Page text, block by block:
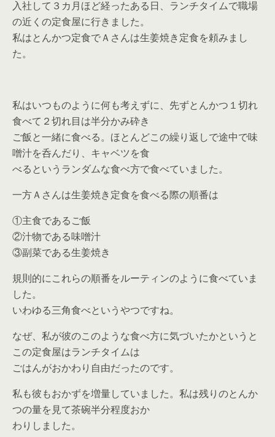
入社して３カ月ほど経ったある日、ランチタイムで職場
の近くの定食屋に行きました。
私はとんかつ定食でＡさんは生姜焼き定食を頼みまし
た。
私はいつものように何も考えずに、先ずとんかつ１切れ
食べて２切れ目は半分かみ砕き
ご飯と一緒に食べる。ほとんどこの繰り返しで途中で味
噌汁を呑んだり、キャベツを食
べるというランダムな食べ方で食べていました。
一方Ａさんは生姜焼き定食を食べる際の順番は
①主食であるご飯
②汁物である味噌汁
③副菜である生姜焼き
規則的にこれらの順番をルーティンのように食べていま
した。
いわゆる三角食べというやつですね。
なぜ、私が彼のこのような食べ方に気づいたかというと
この定食屋はランチタイムは
ごはんがおかわり自由だったのです。
私も彼もおかずを増量していました。私は残りのとんか
つの量を見て茶碗半分程度おか
わりしました。